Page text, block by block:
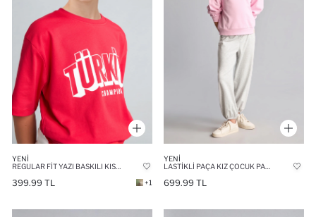
YENI
399.99 TL +1
YENI
699.99 TL